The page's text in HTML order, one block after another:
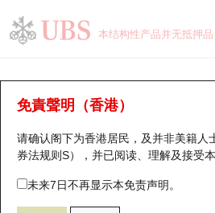
本结构性产品并无抵押品
免責聲明（香港）
请确认阁下为香港居民，及并非美籍人
券法规则S），并已阅读、理解及接受
未来7日不再显示本免责声明。
牛熊证分析仪
表现 街货统计 比较
68810 瑞银牛证 HSI 恒
瑞银认股证一览
新发行瑞银认股证
即将到期认股证
街货统计
比较
牛熊全景快搜
牛熊证搜寻
牛熊证街货分布图
街货统计
比较
十大升幅/跌幅
十大认股证成交分布
十天股证占大市成交
正股分析仪
二十大活跃股份
恒指成份股
持股比重
显示所有持股比重
每月轮证大市专题
轮证专栏
讲座及教育短片